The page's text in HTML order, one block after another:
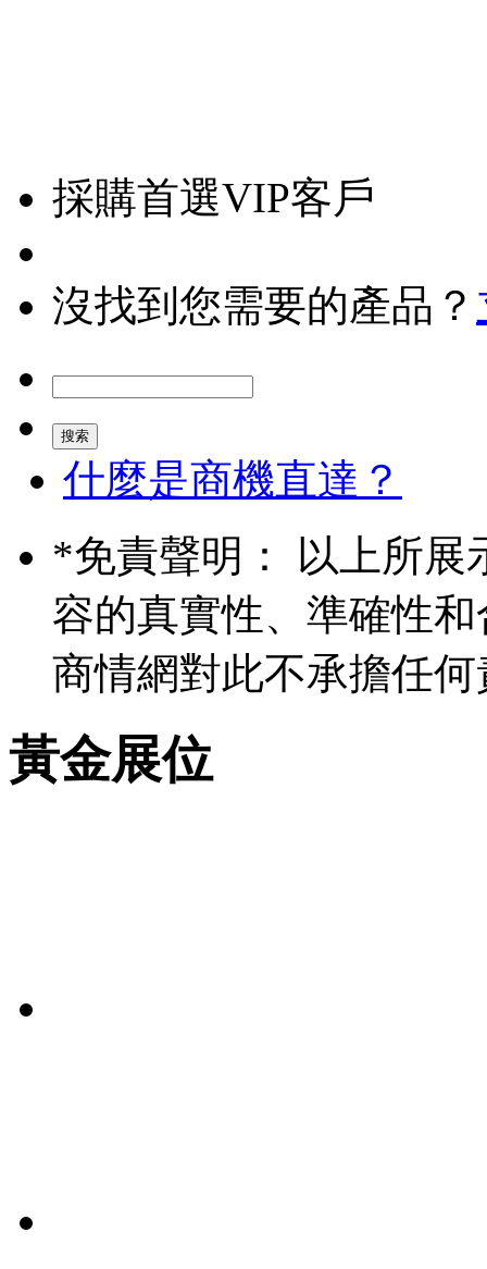
採購首選VIP客戶
沒找到您需要的產品？
什麼是商機直達？
*免責聲明： 以上所展
容的真實性、準確性
商情網對此不承擔任何
黃金展位